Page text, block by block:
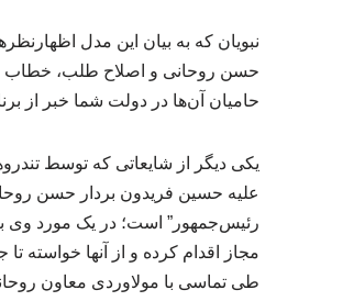
نبویان که به بیان این مدل
حسن روحانی و اصلاح طلب، خطاب
حامیان آن‌ها در دولت شما خبر از
یکی دیگر از شایعاتی که توسط
علیه حسین فریدون بردار حسن
رئیس‌جمهور” است؛ در یک مورد وی
مجاز اقدام کرده و از آنها خواسته
طی تماسی با مولاوردی معاون